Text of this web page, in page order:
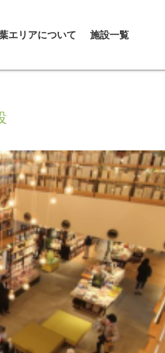
エリアについて 施設一覧